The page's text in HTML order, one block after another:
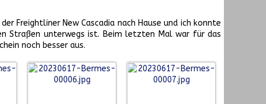
Freightliner New Cascadia nach Hause und ich konnte
Straßen unterwegs ist. Beim letzten Mal war für das
noch besser aus.